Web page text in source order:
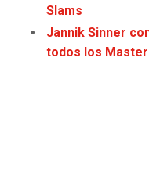
Slams
Jannik Sinner
todos los